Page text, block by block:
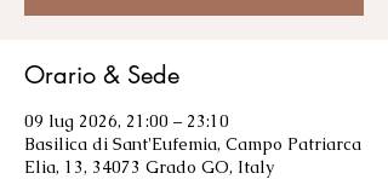
Orario & Sede
09 lug 2026, 21:00 – 23:10
Basilica di Sant'Eufemia, Campo Patriarca
Elia, 13, 34073 Grado GO, Italy